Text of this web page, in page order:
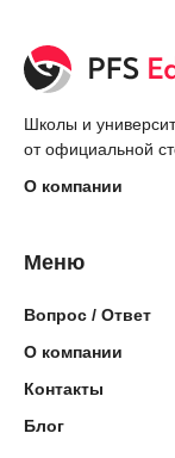
Школы и
от официальной
О компании
Меню
Вопрос / Ответ
О компании
Контакты
Блог